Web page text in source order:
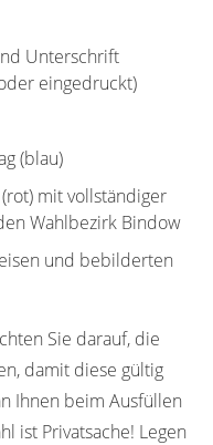
Unterschrift
eingedruckt)
(blau)
mit vollständiger
Wahlbezirk Bindow
und bebilderten
Sie darauf, die
damit diese gültig
Ihnen beim Ausfüllen
ist Privatsache! Legen